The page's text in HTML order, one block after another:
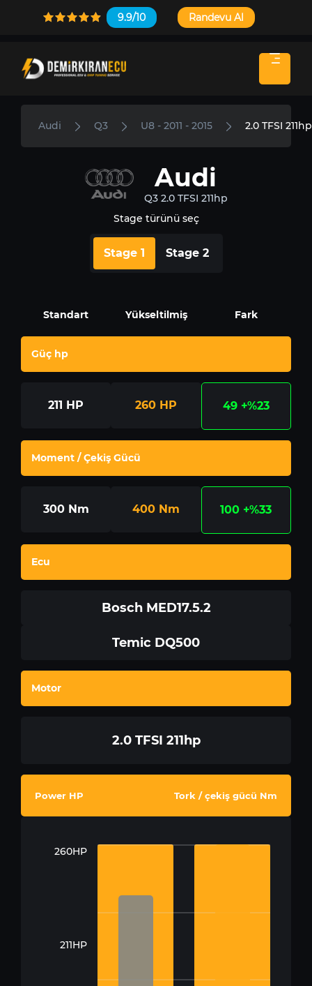
9.9/10 Randevu Al
Audi Q3 U8 - 2011 - 2015 2.0 TFSI 211hp
Audi
Q3 2.0 TFSI 211hp
Stage türünü seç
Stage 1 Stage 2
Standart Yükseltilmiş Fark
Güç hp
211 HP 260 HP 49 +%23
Moment / Çekiş Gücü
300 Nm 400 Nm 100 +%33
Ecu
Bosch MED17.5.2
Temic DQ500
Motor
2.0 TFSI 211hp
Power HP Tork / çekiş gücü Nm
260HP
211HP